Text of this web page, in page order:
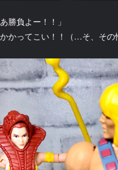
勝負よー！！」
かってこい！！（…そ、その